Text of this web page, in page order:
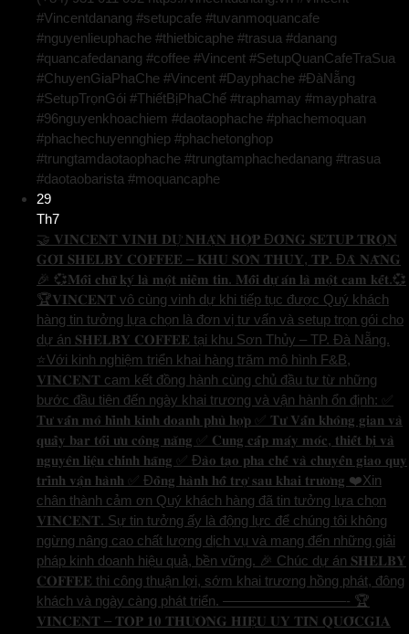
#Vincentdanang #setupcafe #tuvanmoquancafe
#nguyenlieuphache #thietbicaphe #trasua #danang
#quancafedanang #coffee #Vincent #SetupQuanCafeTraSua
#ChuyenGiaPhaChe #Vincent #Dayphache #ĐàNẵng
#SetupTrọnGói #ThiếtBịPhaChế #traphamay #mayphatra
#96nguyenkhoachiem #daotaophache #phachemoquan
#phachechuyennghiep #phachetonghop
#trungtamdaotaophache #trungtamphachedanang #trasua
#daotaobarista #moquancaphe
29
Th7
🤝 𝐕𝐈𝐍𝐂𝐄𝐍𝐓 𝐕𝐈𝐍𝐇 𝐃𝐔̛̣ 𝐍𝐇𝐀̣̂𝐍 𝐇𝐎̛̣𝐏 Đ𝐎̂̀𝐍𝐆 𝐒𝐄𝐓𝐔𝐏 𝐓𝐑𝐎̣𝐍
𝐆𝐎́𝐈 𝐒𝐇𝐄𝐋𝐁𝐘 𝐂𝐎𝐅𝐅𝐄𝐄 – 𝐊𝐇𝐔 𝐒𝐎̛𝐍 𝐓𝐇𝐔̉𝐘, 𝐓𝐏. Đ𝐀̀ 𝐍𝐀̆̃𝐍𝐆
🎉 💞𝐌𝐨̂̃𝐢 𝐜𝐡𝐮̛̃ 𝐤𝐲́ 𝐥𝐚̀ 𝐦𝐨̣̂𝐭 𝐧𝐢𝐞̂̀𝐦 𝐭𝐢𝐧. 𝐌𝐨̂̃𝐢 𝐝𝐮̛̣ 𝐚́𝐧 𝐥𝐚̀ 𝐦𝐨̣̂𝐭 𝐜𝐚𝐦 𝐤𝐞̂́𝐭.💞
🏆𝐕𝐈𝐍𝐂𝐄𝐍𝐓 vô cùng vinh dự khi tiếp tục được Quý khách
hàng tin tưởng lựa chọn là đơn vị tư vấn và setup trọn gói cho
dự án 𝐒𝐇𝐄𝐋𝐁𝐘 𝐂𝐎𝐅𝐅𝐄𝐄 tại khu Sơn Thủy – TP. Đà Nẵng.
⭐️Với kinh nghiệm triển khai hàng trăm mô hình F&B,
𝐕𝐈𝐍𝐂𝐄𝐍𝐓 cam kết đồng hành cùng chủ đầu tư từ những
bước đầu tiên đến ngày khai trương và vận hành ổn định: ✅
𝐓𝐮̛ 𝐯𝐚̂́𝐧 𝐦𝐨̂ 𝐡𝐢̀𝐧𝐡 𝐤𝐢𝐧𝐡 𝐝𝐨𝐚𝐧𝐡 𝐩𝐡𝐮̀ 𝐡𝐨̛̣𝐩 ✅ 𝐓𝐮̛ 𝐕𝐚̂́𝐧 𝐤𝐡𝐨̂𝐧𝐠 𝐠𝐢𝐚𝐧 𝐯𝐚̀
𝐪𝐮𝐚̂̀𝐲 𝐛𝐚𝐫 𝐭𝐨̂́𝐢 𝐮̛𝐮 𝐜𝐨̂𝐧𝐠 𝐧𝐚̆𝐧𝐠 ✅ 𝐂𝐮𝐧𝐠 𝐜𝐚̂́𝐩 𝐦𝐚́𝐲 𝐦𝐨́𝐜, 𝐭𝐡𝐢𝐞̂́𝐭 𝐛𝐢̣ 𝐯𝐚̀
𝐧𝐠𝐮𝐲𝐞̂𝐧 𝐥𝐢𝐞̣̂𝐮 𝐜𝐡𝐢́𝐧𝐡 𝐡𝐚̃𝐧𝐠 ✅ Đ𝐚̀𝐨 𝐭𝐚̣𝐨 𝐩𝐡𝐚 𝐜𝐡𝐞̂́ 𝐯𝐚̀ 𝐜𝐡𝐮𝐲𝐞̂̉𝐧 𝐠𝐢𝐚𝐨 𝐪𝐮𝐲
𝐭𝐫𝐢̀𝐧𝐡 𝐯𝐚̣̂𝐧 𝐡𝐚̀𝐧𝐡 ✅ Đ𝐨̂̀𝐧𝐠 𝐡𝐚̀𝐧𝐡 𝐡𝐨̂̃ 𝐭𝐫𝐨̛̣ 𝐬𝐚𝐮 𝐤𝐡𝐚𝐢 𝐭𝐫𝐮̛𝐨̛𝐧𝐠 ❤️Xin
chân thành cảm ơn Quý khách hàng đã tin tưởng lựa chọn
𝐕𝐈𝐍𝐂𝐄𝐍𝐓. Sự tin tưởng ấy là động lực để chúng tôi không
ngừng nâng cao chất lượng dịch vụ và mang đến những giải
pháp kinh doanh hiệu quả, bền vững. 🎉 Chúc dự án 𝐒𝐇𝐄𝐋𝐁𝐘
𝐂𝐎𝐅𝐅𝐄𝐄 thi công thuận lợi, sớm khai trương hồng phát, đông
khách và ngày càng phát triển. —————————- 🏆
𝐕𝐈𝐍𝐂𝐄𝐍𝐓 – 𝐓𝐎𝐏 𝟏𝟎 𝐓𝐇𝐔̛𝐎̛𝐍𝐆 𝐇𝐈𝐄̣̂𝐔 𝐔𝐘 𝐓𝐈́𝐍 𝐐𝐔𝐎̂́𝐂𝐆𝐈𝐀